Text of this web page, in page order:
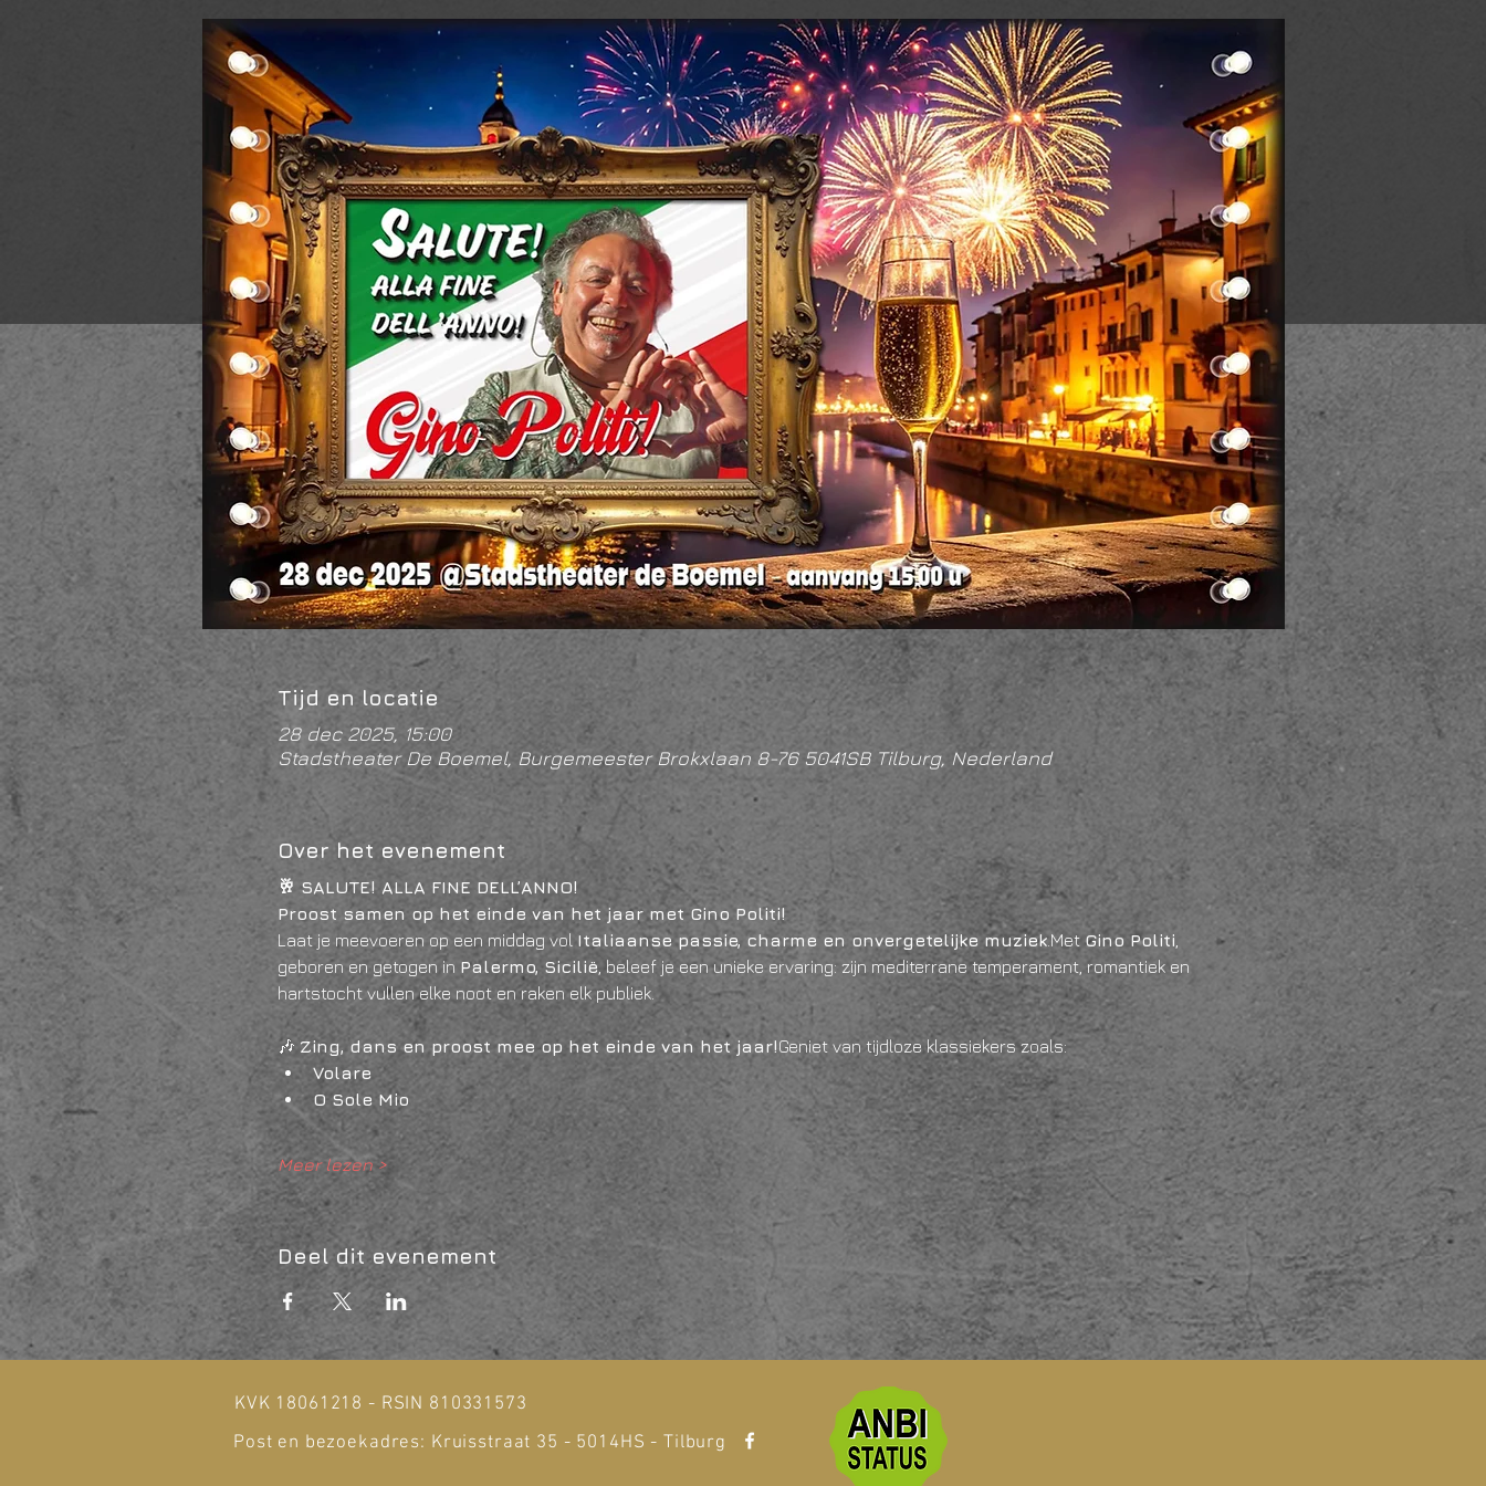
Tijd en locatie
28 dec 2025, 15:00
Stadstheater De Boemel, Burgemeester Brokxlaan 8-76 5041SB Tilburg, Nederland
Over het evenement
🥂 SALUTE! ALLA FINE DELL’ANNO!
Proost samen op het einde van het jaar met Gino Politi!
Laat je meevoeren op een middag vol Italiaanse passie, charme en onvergetelijke muziek.Met Gino Politi
geboren en getogen in Palermo, Sicilië , beleef je een unieke ervaring: zijn mediterrane temperament, romantiek en
hartstocht vullen elke noot en raken elk publiek.
🎶 Zing, dans en proost mee op het einde van het jaar!Geniet van tijdloze klassiekers zoals:
Volare
O Sole Mio
Meer lezen >
Deel dit evenement
KVK 18061218 - RSIN 810331573
Post en bezoekadres: Kruisstraat 35 - 5014HS - Tilburg